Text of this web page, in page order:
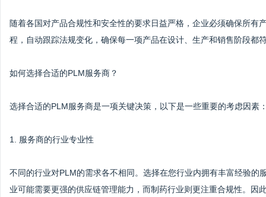
随着各国对产品合规性和安全性的要求日益严格，企业必须确保所
程，自动跟踪法规变化，确保每一项产品在设计、生产和销售阶段都
如何选择合适的PLM服务商？
选择合适的PLM服务商是一项关键决策，以下是一些重要的考虑因素
1. 服务商的行业专业性
不同的行业对PLM的需求各不相同。选择在您行业内拥有丰富经验
业可能需要更强的供应链管理能力，而制药行业则更注重合规性。